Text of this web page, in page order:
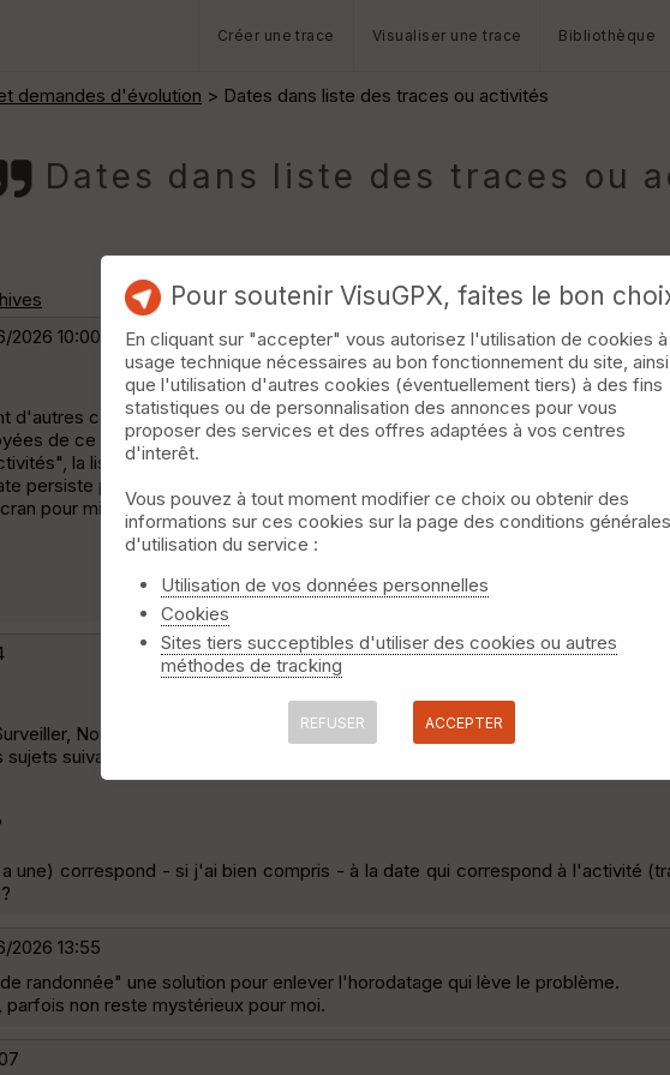
Créer une trace Visualiser une trace Bibliothèque
demandes d'évolution > Dates dans liste des traces ou activités
Dates dans liste des traces ou
2026 10:00
d'autres contributeurs) que je reprends et adapte pour mes usages.
de ce qui ne me sert pas, la date reste (pas toujours) en tête de la ligne.
la liste ne comporte plus la date en tête de ligne. Mais la date est
persiste parfois après modification.
pour mieux me faire comprendre.
Nouveau sujet, Voir tous les sujets,
Chercher, Archives) ...
suivants :
une) correspond - si j'ai bien compris - à la date qui correspond à l'activité
2026 13:55
randonnée" une solution pour enlever l'horodatage qui lève le problème.
non reste mystérieux pour moi.
Pour soutenir VisuGPX, faites le bon
En cliquant sur "accepter" vous autorisez l'utilisation de cookies à
usage technique nécessaires au bon fonctionnement du site, ainsi
que l'utilisation d'autres cookies (éventuellement tiers) à des fins
statistiques ou de personnalisation des annonces pour vous
proposer des services et des offres adaptées à vos centres
d'interêt.
Vous pouvez à tout moment modifier ce choix ou obtenir des
informations sur ces cookies sur la page des conditions générales
d'utilisation du service :
Utilisation de vos données personnelles
Cookies
Sites tiers succeptibles d'utiliser des cookies ou autres
méthodes de tracking
REFUSER ACCEPTER